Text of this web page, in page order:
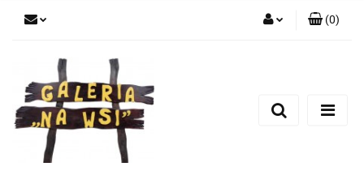
Dodaj zgłoszenie
(0)